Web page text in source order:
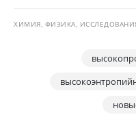
ХИМИЯ, ФИЗИКА,